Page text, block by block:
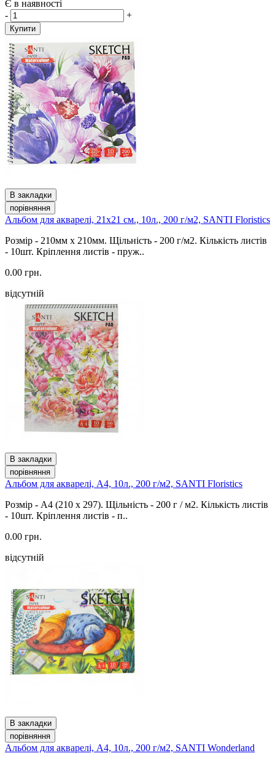
Є в наявності
-
+
Купити
В закладки
порівняння
Альбом для акварелі, 21x21 см., 10л., 200 г/м2, SANTI Floristics
Розмір - 210мм x 210мм. Щільність - 200 г/м2. Кількість листів
- 10шт. Кріплення листів - пруж..
0.00 грн.
відсутній
В закладки
порівняння
Альбом для акварелі, A4, 10л., 200 г/м2, SANTI Floristics
Розмір - А4 (210 x 297). Щільність - 200 г / м2. Кількість листів
- 10шт. Кріплення листів - п..
0.00 грн.
відсутній
В закладки
порівняння
Альбом для акварелі, A4, 10л., 200 г/м2, SANTI Wonderland